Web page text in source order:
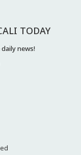
TODAY
news!